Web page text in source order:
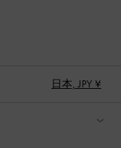
日本, JPY ¥